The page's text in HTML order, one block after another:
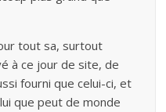
tout sa, surtout
à ce jour de site, de
fourni que celui-ci, et
que peut de monde